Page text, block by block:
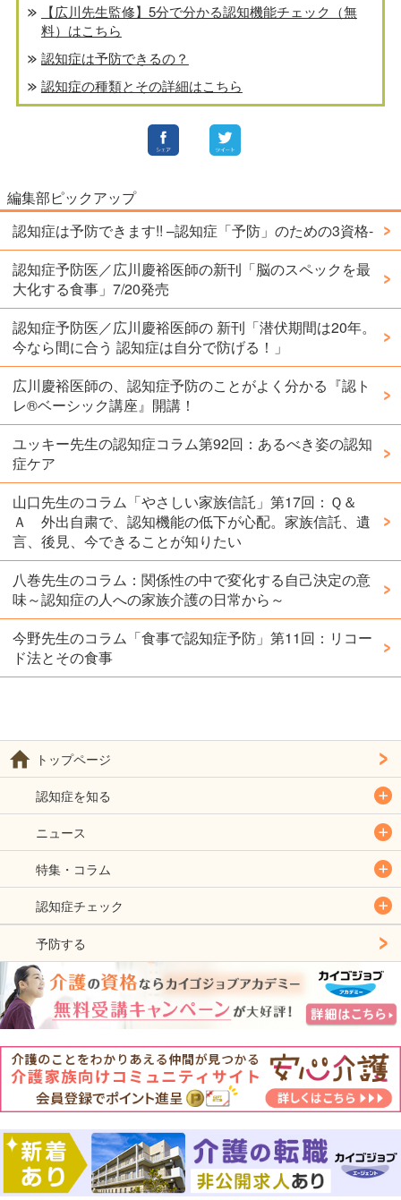
【広川先生監修】5分で分かる認知機能チェック（無
料）はこちら
認知症は予防できるの？
認知症の種類とその詳細はこちら
編集部ピックアップ
認知症は予防できます!! –認知症「予防」のための3資格-
認知症予防医／広川慶裕医師の新刊「脳のスペックを最
大化する食事」7/20発売
認知症予防医／広川慶裕医師の 新刊「潜伏期間は20年。
今なら間に合う 認知症は自分で防げる！」
広川慶裕医師の、認知症予防のことがよく分かる『認ト
レ®️ベーシック講座』開講！
ユッキー先生の認知症コラム第92回：あるべき姿の認知
症ケア
山口先生のコラム「やさしい家族信託」第17回：Ｑ＆
Ａ 外出自粛で、認知機能の低下が心配。家族信託、遺
言、後見、今できることが知りたい
八巻先生のコラム：関係性の中で変化する自己決定の意
味～認知症の人への家族介護の日常から～
今野先生のコラム「食事で認知症予防」第11回：リコー
ド法とその食事
トップページ
認知症を知る
ニュース
特集・コラム
認知症チェック
予防する